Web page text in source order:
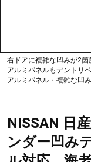
BMW 320d
みデントリ
市
歪みを入れると10㎝以上